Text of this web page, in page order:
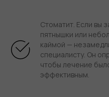
Стоматит. Если вы
пятнышки или
каймой —
специалисту. Он
чтобы лечение
эффективным.